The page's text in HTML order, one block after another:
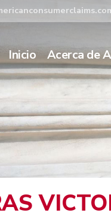
Inicio Acerca de